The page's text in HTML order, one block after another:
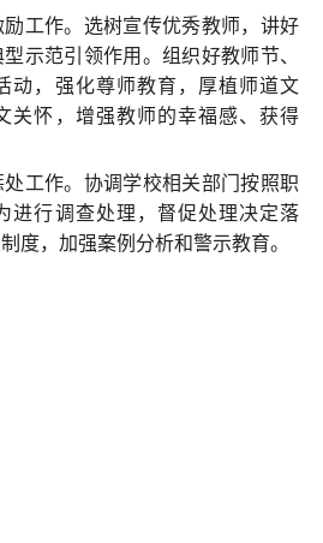
励工作。选树宣传优秀教师，讲好
示范引领作用。组织好教师节、
动，强化尊师教育，厚植师道文
关怀，增强教师的幸福感、获得
处工作。协调学校相关部门按照职
进行调查处理，督促处理决定落
度，加强案例分析和警示教育。